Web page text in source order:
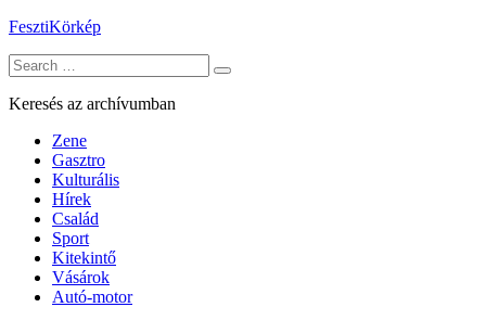
Skip
content
FesztiKörkép
Search
for:
Keresés az archívumban
Zene
Gasztro
Kulturális
Hírek
Család
Sport
Kitekintő
Vásárok
Autó-motor